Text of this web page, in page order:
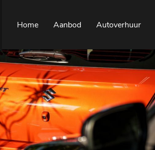
Home Aanbod Autoverhuur